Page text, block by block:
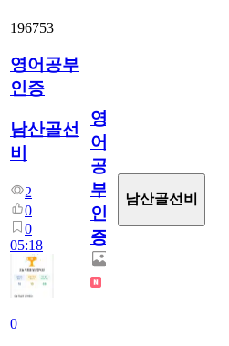
196753
영어공부
인증
남산골선
비
2
0
0
05:18
0
영
어
공
부
인
증
남산골선비